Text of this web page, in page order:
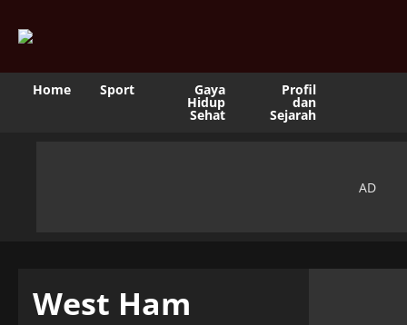
Home Sport Gaya
Hidup
Sehat
Profil
dan
Sejarah
West Ham